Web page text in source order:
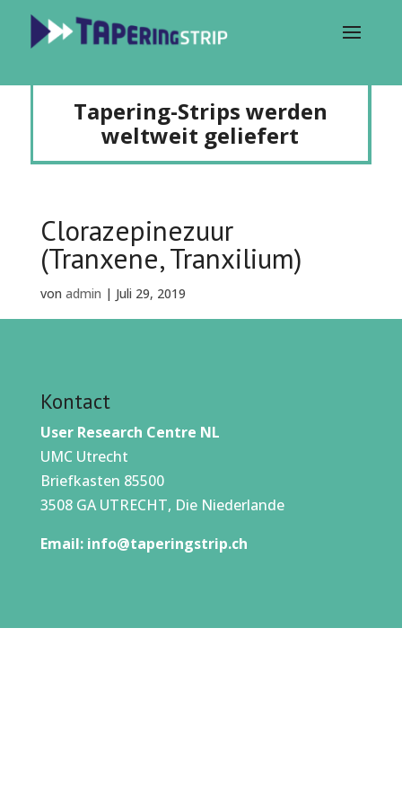
Tapering-Strips werden
weltweit geliefert
Clorazepinezuur
(Tranxene, Tranxilium)
von admin | Juli 29, 2019
Kontact
User Research Centre NL
UMC Utrecht
Briefkasten 85500
3508 GA UTRECHT, Die Niederlande
Email: info@taperingstrip.ch